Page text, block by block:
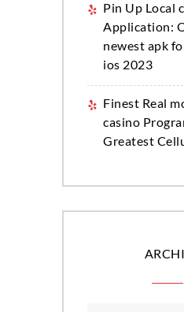
Pin Up Local
Application:
newest apk
ios 2023
Finest Real
casino
Greatest